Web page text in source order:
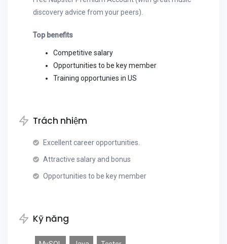
discovery advice from your peers).
Top benefits
Competitive salary
Opportunities to be key member
Training opportunies in US
Trách nhiệm
Excellent career opportunities.
Attractive salary and bonus
Opportunities to be key member
Kỹ năng